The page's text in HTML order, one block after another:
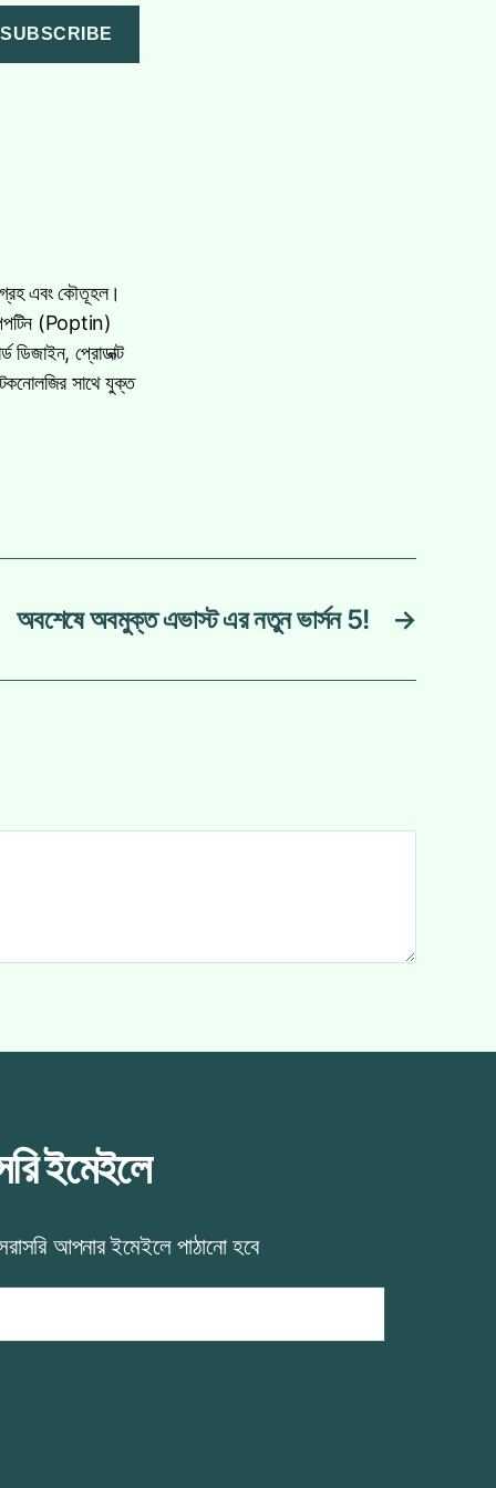
SUBSCRIBE
এবং কৌতূহল।
পপটিন (Poptin)
ডিজাইন, প্রোডাক্ট
সাথে যুক্ত
→
অবশেষে অবমুক্ত এভাস্ট এর নতুন ভার্সন 5!
ইমেইলে
আপনার ইমেইলে পাঠানো হবে